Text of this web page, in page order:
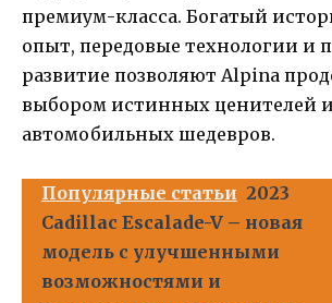
премиум-класса. Богатый
опыт, передовые технологии и
развитие позволяют Alpina
выбором истинных ценителей
автомобильных шедевров.
Популярные статьи 2023
Cadillac Escalade-V – новая
модель с улучшенными
возможностями и